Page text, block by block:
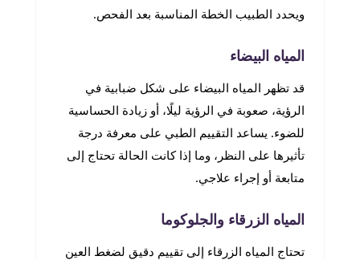
ويحدد الطبيب الخطة المناسبة بعد الفحص.
المياه البيضاء
قد تظهر المياه البيضاء على شكل ضبابية في
الرؤية، صعوبة في الرؤية ليلًا، أو زيادة الحساسية
للضوء. يساعد التقييم الطبي على معرفة درجة
تأثيرها على النظر، وما إذا كانت الحالة تحتاج إلى
متابعة أو إجراء علاجي.
المياه الزرقاء والجلوكوما
تحتاج المياه الزرقاء إلى تقييم دقيق لضغط العين